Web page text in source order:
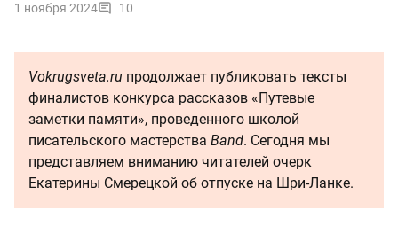
1 ноября 2024 10
Vokrugsveta.ru продолжает публиковать тексты
финалистов конкурса рассказов «Путевые
заметки памяти», проведенного школой
писательского мастерства Band. Сегодня мы
представляем вниманию читателей очерк
Екатерины Смерецкой об отпуске на Шри-Ланке.